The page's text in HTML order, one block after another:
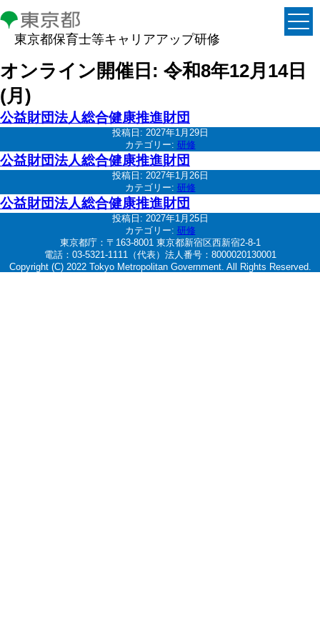
東京都保育士等キャリアアップ研修
オンライン開催日: 令和8年12月14日
(月)
公益財団法人総合健康推進財団
投稿日: 2027年1月29日
カテゴリー: 研修
公益財団法人総合健康推進財団
投稿日: 2027年1月26日
カテゴリー: 研修
公益財団法人総合健康推進財団
投稿日: 2027年1月25日
カテゴリー: 研修
東京都庁：〒163-8001 東京都新宿区西新宿2-8-1
電話：03-5321-1111（代表）法人番号：8000020130001
Copyright (C) 2022 Tokyo Metropolitan Government. All Rights Reserved.